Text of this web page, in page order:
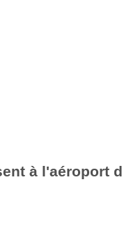
à l'aéroport